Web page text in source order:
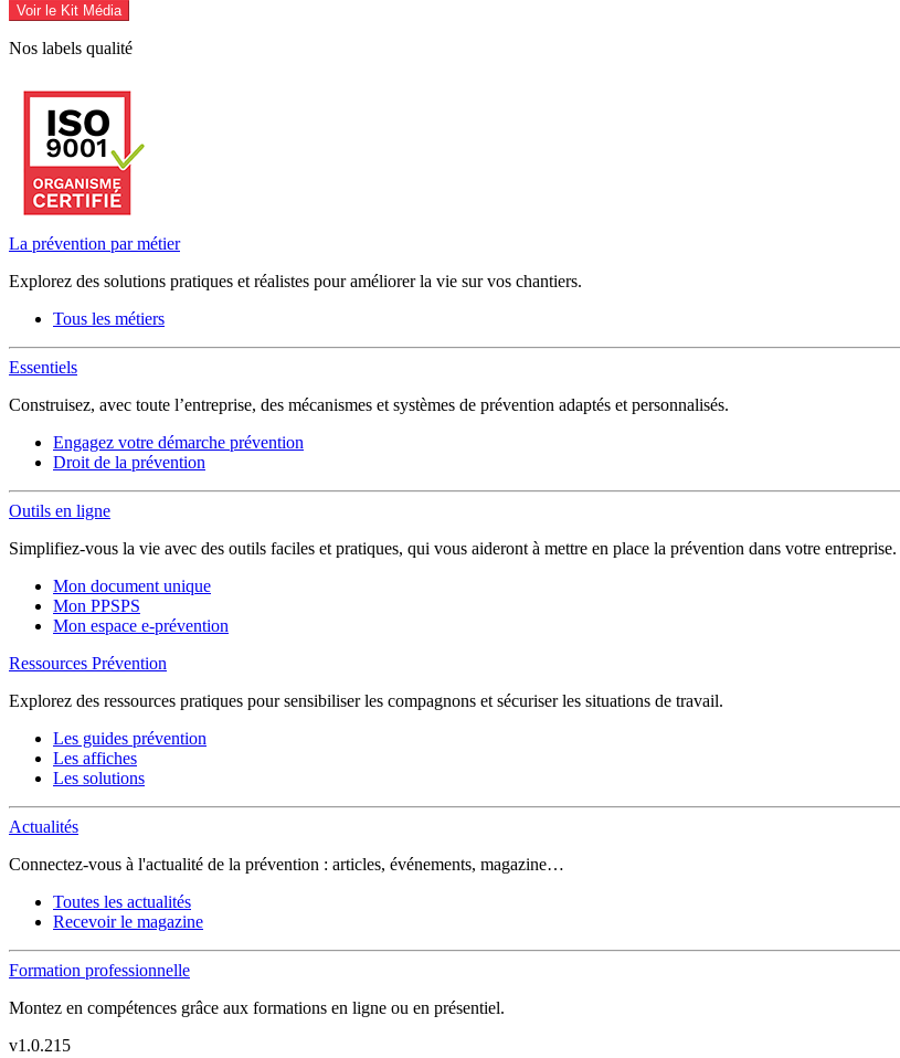
Voir le Kit Média
Nos labels qualité
La prévention par métier
Explorez des solutions pratiques et réalistes pour améliorer la vie sur vos chantiers.
Tous les métiers
Essentiels
Construisez, avec toute l’entreprise, des mécanismes et systèmes de prévention adaptés et personnalisés.
Engagez votre démarche prévention
Droit de la prévention
Outils en ligne
Simplifiez-vous la vie avec des outils faciles et pratiques, qui vous aideront à mettre en place la prévention dans votre entreprise.
Mon document unique
Mon PPSPS
Mon espace e-prévention
Ressources Prévention
Explorez des ressources pratiques pour sensibiliser les compagnons et sécuriser les situations de travail.
Les guides prévention
Les affiches
Les solutions
Actualités
Connectez-vous à l'actualité de la prévention : articles, événements, magazine…
Toutes les actualités
Recevoir le magazine
Formation professionnelle
Montez en compétences grâce aux formations en ligne ou en présentiel.
v1.0.215